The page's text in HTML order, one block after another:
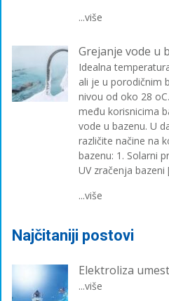
...više
Grejanje vode u
Idealna
ali je u porodičnim
nivou od oko 28
među korisnicima
vode u bazenu. U
različite načine na
bazenu: 1. Solarni
UV zračenja
...više
Najčitaniji postovi
Elektroliza
...više